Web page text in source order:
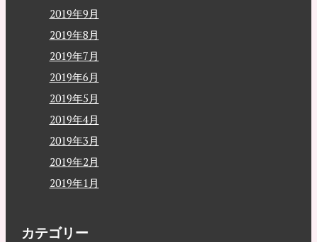
2019年9月
2019年8月
2019年7月
2019年6月
2019年5月
2019年4月
2019年3月
2019年2月
2019年1月
カテゴリー